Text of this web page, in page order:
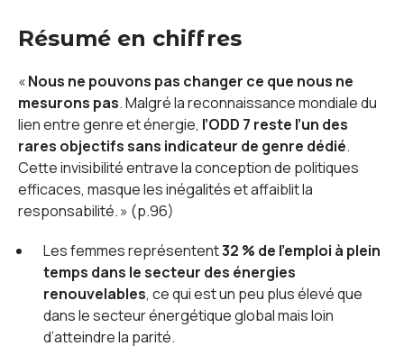
Résumé en chiffres
«Nous ne pouvons pas changer ce que nous ne
mesurons pas. Malgré la reconnaissance mondiale du
lien entre genre et énergie, l’ODD 7 reste l’un des
rares objectifs sans indicateur de genre dédié.
Cette invisibilité entrave la conception de politiques
efficaces, masque les inégalités et affaiblit la
responsabilité. » (p.96)
Les femmes représentent32 % de l’emploi à plein
temps dans le secteur des énergies
renouvelables, ce qui est un peu plus élevé que
dans le secteur énergétique global mais loin
d’atteindre la parité.